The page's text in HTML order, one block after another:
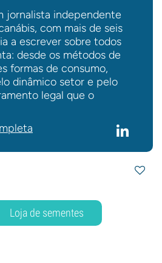
jornalista independente
com mais de seis
a escrever sobre todos
desde os métodos de
formas de consumo,
dinâmico setor e pelo
legal que o
Loja de sementes